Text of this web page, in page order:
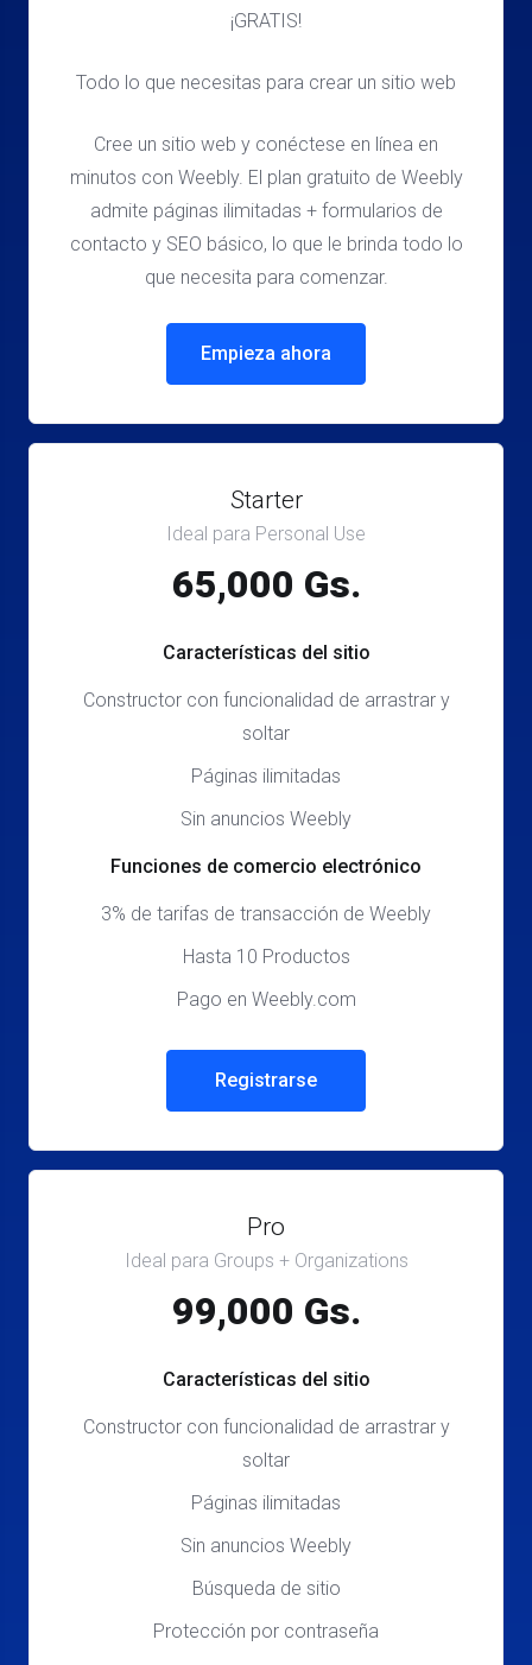
¡GRATIS!
Todo lo que necesitas para crear un sitio web
Cree un sitio web y conéctese en línea en
minutos con Weebly. El plan gratuito de Weebly
admite páginas ilimitadas + formularios de
contacto y SEO básico, lo que le brinda todo lo
que necesita para comenzar.
Empieza ahora
Starter
Ideal para Personal Use
65,000 Gs.
Características del sitio
Constructor con funcionalidad de arrastrar y
soltar
Páginas ilimitadas
Sin anuncios Weebly
Funciones de comercio electrónico
3% de tarifas de transacción de Weebly
Hasta 10 Productos
Pago en Weebly.com
Registrarse
Pro
Ideal para Groups + Organizations
99,000 Gs.
Características del sitio
Constructor con funcionalidad de arrastrar y
soltar
Páginas ilimitadas
Sin anuncios Weebly
Búsqueda de sitio
Protección por contraseña